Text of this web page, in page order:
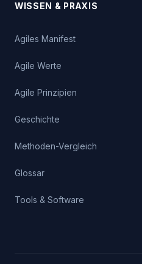
WISSEN & PRAXIS
Agiles Manifest
Agile Werte
Agile Prinzipien
Geschichte
Methoden-Vergleich
Glossar
Tools & Software